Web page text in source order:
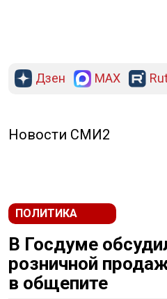
Дзен MAX
Новости СМИ2
ПОЛИТИКА
В Госдуме
розничной
в общепите